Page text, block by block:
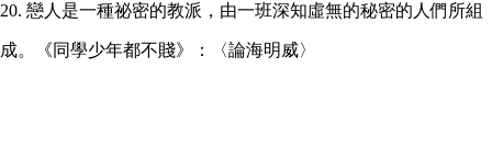
20. 戀人是一種祕密的教派，由一班深知虛無的秘密的人們所組
成。《同學少年都不賤》：〈論海明威〉